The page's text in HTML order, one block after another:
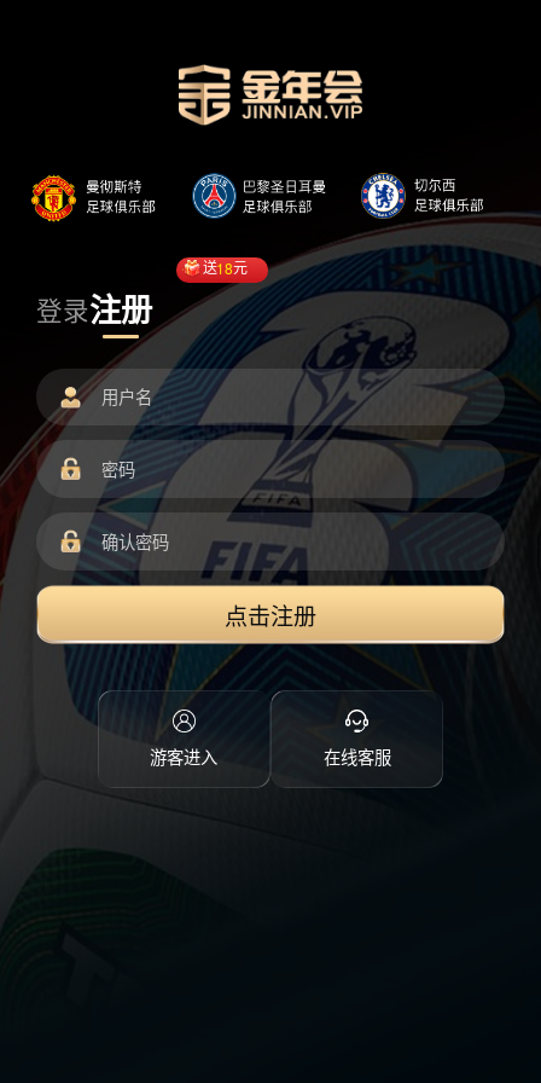
登录注册
送18元
点击注册
游客进入 在线客服